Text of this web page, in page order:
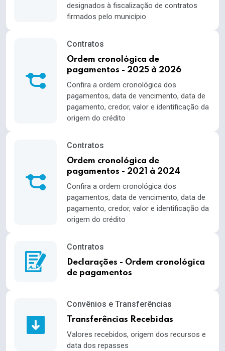
designados à fiscalização de contratos
firmados pelo município
Contratos
Ordem cronológica de
pagamentos - 2025 à 2026
Confira a ordem cronológica dos
pagamentos, data de vencimento, data de
pagamento, credor, valor e identificação da
origem do crédito
Contratos
Ordem cronológica de
pagamentos - 2021 à 2024
Confira a ordem cronológica dos
pagamentos, data de vencimento, data de
pagamento, credor, valor e identificação da
origem do crédito
Contratos
Declarações - Ordem cronológica
de pagamentos
Convênios e Transferências
Transferências Recebidas
Valores recebidos, origem dos recursos e
data dos repasses